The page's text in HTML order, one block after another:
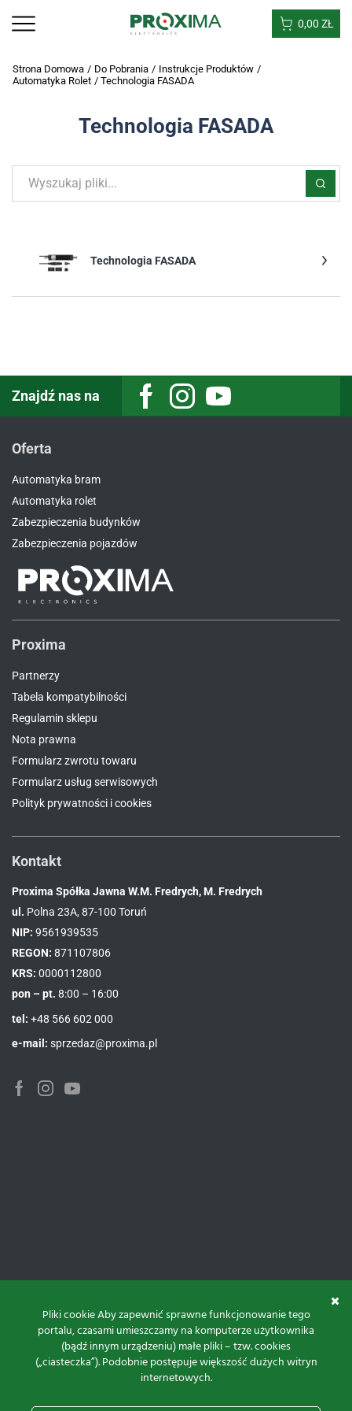
0,00 ZŁ
Strona Domowa / Do Pobrania / Instrukcje Produktów /
Automatyka Rolet / Technologia FASADA
Technologia FASADA
Technologia FASADA
Znajdź nas na FacebookInstagramYoutube
Oferta
Automatyka bram
Automatyka rolet
Zabezpieczenia budynków
Zabezpieczenia pojazdów
Proxima
Partnerzy
Tabela kompatybilności
Regulamin sklepu
Nota prawna
Formularz zwrotu towaru
Formularz usług serwisowych
Polityk prywatności i cookies
Kontakt
Proxima Spółka Jawna W.M. Fredrych, M. Fredrych
ul. Polna 23A, 87-100 Toruń
NIP: 9561939535
REGON: 871107806
KRS: 0000112800
pon – pt. 8:00 – 16:00
tel: +48 566 602 000
e-mail: sprzedaz@proxima.pl
FacebookInstagramYoutube
Pliki cookie Aby zapewnić sprawne funkcjonowanie tego
portalu, czasami umieszczamy na komputerze użytkownika
(bądź innym urządzeniu) małe pliki – tzw. cookies
(„ciasteczka”). Podobnie postępuje większość dużych witryn
internetowych.